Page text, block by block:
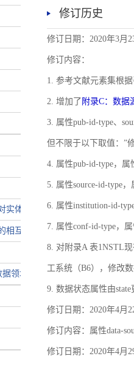
实体对象命名
相互关系，定义实体对象之间的
领域模型的验证
修订历史
修订日期：2020年3月
修订内容：
1. 参考文献元素集根
2. 增加了 附录C：数据
3. 属性pub-id-type、
但不限于以下取值：”
4. 属性pub-id-type，属
5. 属性source-id-type
6. 属性institution-id-
7. 属性conf-id-type，
8. 对附录A 表1NSTL
工系统（B6），修改
9. 数据状态属性由state
修订日期：2020年4月
修订内容：属性data-
修订日期：2020年4月